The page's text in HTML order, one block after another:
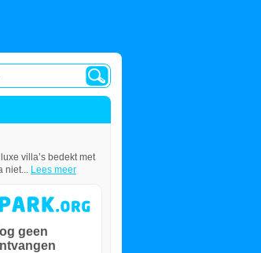
villa’s bedekt met
niet... Lees meer
geen